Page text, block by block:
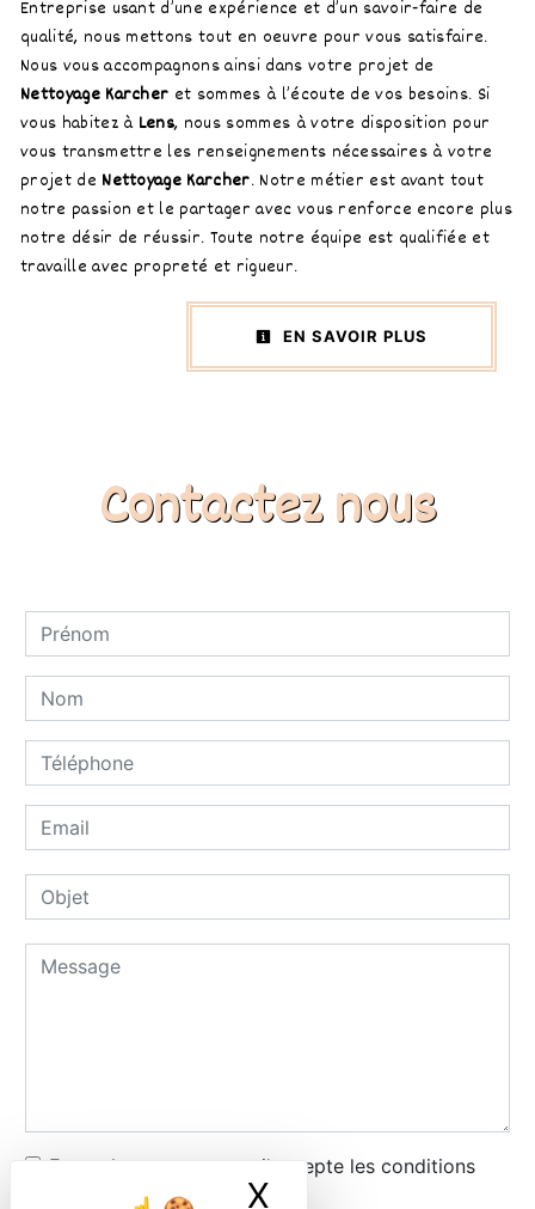
X
Entreprise usant d’une expérience et d’un savoir-faire de
qualité, nous mettons tout en oeuvre pour vous satisfaire.
Nous vous accompagnons ainsi dans votre projet de
Nettoyage Karcher et sommes à l’écoute de vos besoins. Si
vous habitez à Lens, nous sommes à votre disposition pour
vous transmettre les renseignements nécessaires à votre
projet de Nettoyage Karcher. Notre métier est avant tout
notre passion et le partager avec vous renforce encore plus
notre désir de réussir. Toute notre équipe est qualifiée et
travaille avec propreté et rigueur.
EN SAVOIR PLUS
Contactez nous
En cochant cette case, j'accepte les conditions
particulières ci-dessous **